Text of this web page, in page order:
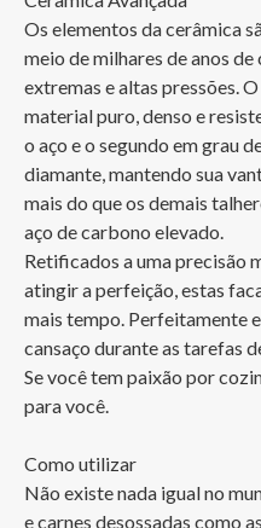
Os elementos da cerâmica
meio de milhares de anos
extremas e altas pressões.
material puro, denso e
o aço e o segundo em grau
diamante, mantendo sua
mais do que os demais
aço de carbono elevado.
Retificados a uma precisão
atingir a perfeição, estas
mais tempo. Perfeitamente
cansaço durante as tarefas
Se você tem paixão por
para você.
Como utilizar
Não existe nada igual no
e carnes desossadas como